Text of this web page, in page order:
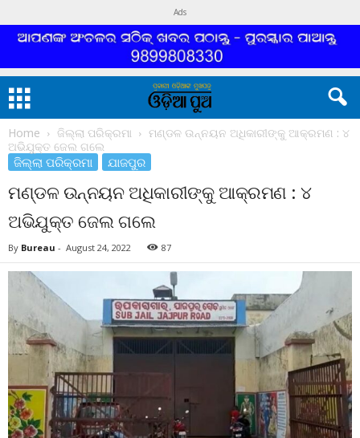
Ads
Home ଜିଲ୍ଲା ପରିକ୍ରମା
ମଣ୍ଡଳ ଉନ୍ନୟନ ଅଧିକାରୀଙ୍କୁ ଆକ୍ରମଣ : ୪
ଅଭିଯୁକ୍ତ ଜେଲ ଗଲେ
ଜିଲ୍ଲା ପରିକ୍ରମା ଯାଜପୁର
ମଣ୍ଡଳ ଉନ୍ନୟନ ଅଧିକାରୀଙ୍କୁ ଆକ୍ରମଣ : ୪
ଅଭିଯୁକ୍ତ ଜେଲ ଗଲେ
By Bureau - August 24, 2022 87